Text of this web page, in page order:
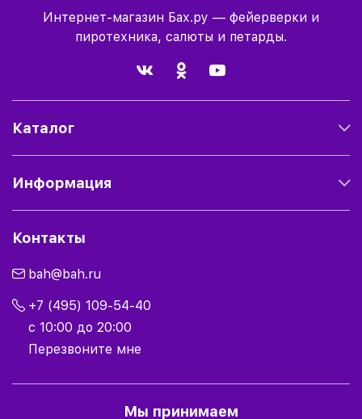
Интернет-магазин Бах.ру — фейерверки и
пиротехника, салюты и петарды.
Каталог
Информация
Контакты
bah@bah.ru
+7 (495) 109-54-40
с 10:00 до 20:00
Перезвоните мне
Мы принимаем